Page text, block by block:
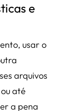
e
usar o
arquivos
até
a pena